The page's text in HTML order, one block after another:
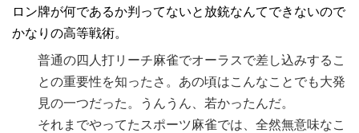
ロン牌が何であるか判ってないと放銃なんてできないので
かなりの高等戦術。
普通の四人打リーチ麻雀でオーラスで差し込みするこ
との重要性を知ったさ。あの頃はこんなことでも大発
見の一つだった。うんうん、若かったんだ。
それまでやってたスポーツ麻雀では、全然無意味なこ